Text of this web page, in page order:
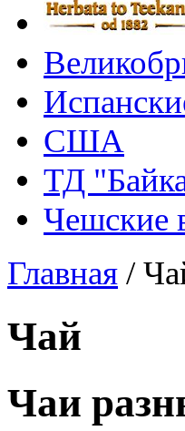
США
ТД
Чешские
Главная /
Чай
Чаи